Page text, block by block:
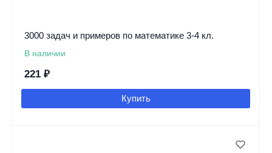
3000 задач и примеров по математике 3-4 кл.
В наличии
221 ₽
Купить